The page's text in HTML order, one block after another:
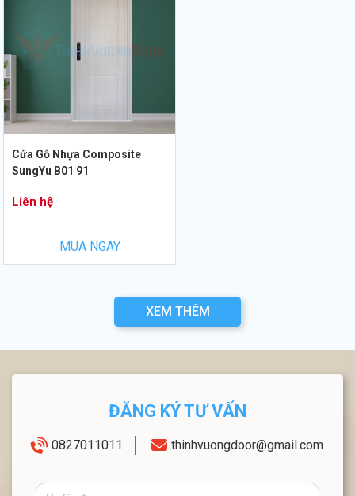
Cửa Gỗ Nhựa Composite
SungYu B01 91
Liên hệ
MUA NGAY
XEM THÊM
ĐĂNG KÝ TƯ VẤN
0827011011 thinhvuongdoor@gmail.com